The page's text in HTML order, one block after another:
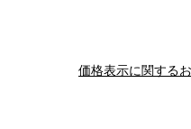
夫との関係
新津春子
価格表示に関する